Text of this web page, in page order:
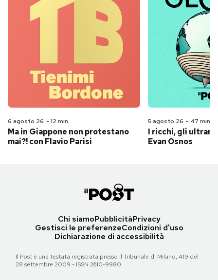
6 agosto 26 - 12 min
Ma in Giappone non protestano
mai?! con Flavio Parisi
5 agosto 26 - 47 min
I ricchi, gli
Evan Osnos
Chi siamoPubblicitàPrivacy
Gestisci le preferenzeCondizioni d'uso
Dichiarazione di accessibilità
Il Post è una testata registrata presso il Tribunale di Milano, 419 del
28 settembre 2009 - ISSN 2610-9980